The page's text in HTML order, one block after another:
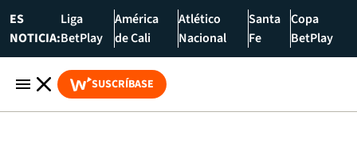
ES
NOTICIA:
Liga
BetPlay
América
de Cali
Atlético
Nacional
Santa
Fe
Copa
BetPlay
SUSCRÍBASE